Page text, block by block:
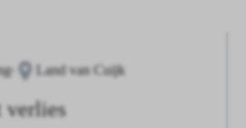
Land van Cuijk
verlies